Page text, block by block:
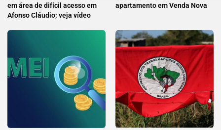
em área de difícil acesso em
Afonso Cláudio; veja vídeo
apartamento em Venda Nova